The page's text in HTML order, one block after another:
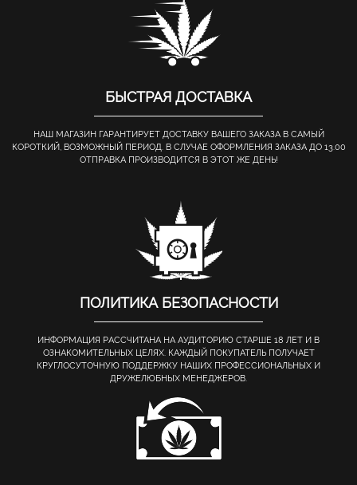
БЫСТРАЯ ДОСТАВКА
НАШ МАГАЗИН ГАРАНТИРУЕТ ДОСТАВКУ ВАШЕГО ЗАКАЗА В САМЫЙ
КОРОТКИЙ, ВОЗМОЖНЫЙ ПЕРИОД. В СЛУЧАЕ ОФОРМЛЕНИЯ ЗАКАЗА ДО 13.00
ОТПРАВКА ПРОИЗВОДИТСЯ В ЭТОТ ЖЕ ДЕНЬ!
ПОЛИТИКА БЕЗОПАСНОСТИ
ИНФОРМАЦИЯ РАССЧИТАНА НА АУДИТОРИЮ СТАРШЕ 18 ЛЕТ И В
ОЗНАКОМИТЕЛЬНЫХ ЦЕЛЯХ. КАЖДЫЙ ПОКУПАТЕЛЬ ПОЛУЧАЕТ
КРУГЛОСУТОЧНУЮ ПОДДЕРЖКУ НАШИХ ПРОФЕССИОНАЛЬНЫХ И
ДРУЖЕЛЮБНЫХ МЕНЕДЖЕРОВ.